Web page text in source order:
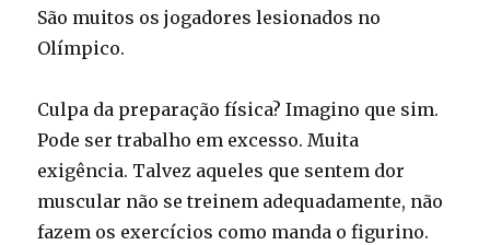
São muitos os jogadores lesionados no
Olímpico.
Culpa da preparação física? Imagino que sim.
Pode ser trabalho em excesso. Muita
exigência. Talvez aqueles que sentem dor
muscular não se treinem adequadamente, não
fazem os exercícios como manda o figurino.